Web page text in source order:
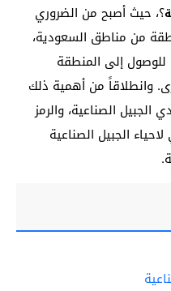
؟، حيث أصبح من الضروري
من مناطق السعودية،
إلى المنطقة
وانطلاقاً من أهمية ذلك
الجبيل الصناعية، والرمز
لاحياء الجبيل الصناعية